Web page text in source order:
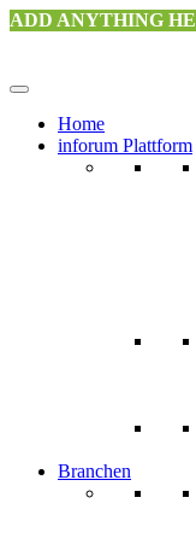
ADD ANYTHING
Home
inforum Plattform
Branchen